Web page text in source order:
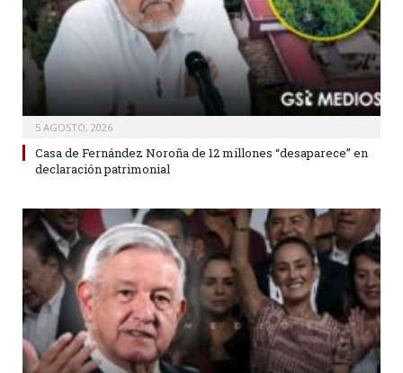
5 AGOSTO, 2026
Casa de Fernández Noroña de 12 millones “desaparece” en
declaración patrimonial